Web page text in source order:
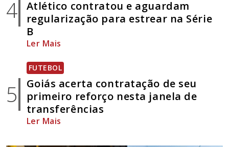
4
Atlético contratou e aguardam
regularização para estrear na Série
B
Ler Mais
5
FUTEBOL
Goiás acerta contratação de seu
primeiro reforço nesta janela de
transferências
Ler Mais